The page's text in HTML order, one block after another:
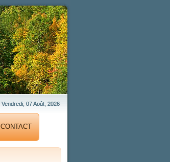
Vendredi, 07 Août, 2026
CONTACT